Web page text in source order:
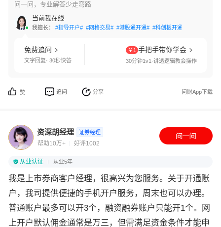
问一问，专业解答少走弯路
当前我在线
我擅长： #指导开户# #网格交易# #港股通开通# #科创板开通#
免费追问
文字回复· 30秒快答
￥1 手把手带你学会
30分钟1v1·讲透逻辑教会操作
赞 追问 分享 问财App下载
资深胡经理 证券经理
帮助10万+ 好评1002
从业认证 从业5年
我是上市券商客户经理，很高兴为您服务。关于开通账
户，我司提供便捷的手机开户服务，周末也可以办理。
普通账户最多可以开3个，融资融券账户只能开1个。网
上开户默认佣金通常是万三，但需满足资金条件才能申